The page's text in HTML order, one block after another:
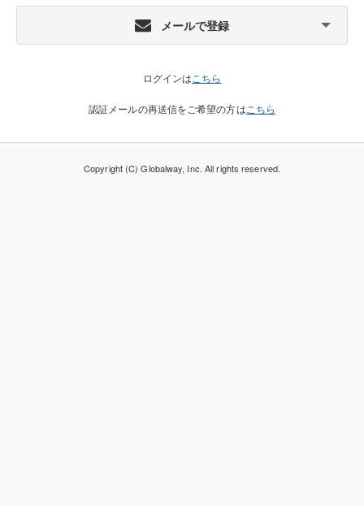
メールで登録
ログインは こちら
認証メールの再送信をご希望の方は こちら
Copyright (C) Globalway, Inc. All rights reserved.